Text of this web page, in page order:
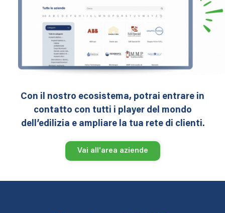
Con il nostro ecosistema, potrai entrare in
contatto con tutti i player del mondo
dell’edilizia e ampliare la tua rete di clienti.
Vai all'area aziende